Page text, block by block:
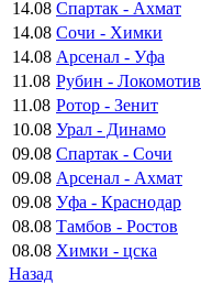
14.08 Спартак - Ахмат
14.08 Сочи - Химки
14.08 Арсенал - Уфа
11.08 Рубин - Локомотив
11.08 Ротор - Зенит
10.08 Урал - Динамо
09.08 Спартак - Сочи
09.08 Арсенал - Ахмат
09.08 Уфа - Краснодар
08.08 Тамбов - Ростов
08.08 Химки - цска
Назад